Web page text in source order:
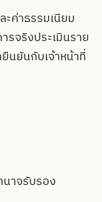
ะค่าธรรมเนียม
รจริงประเมินราย
นยันกับเจ้าหน้าที่
าจรับรอง